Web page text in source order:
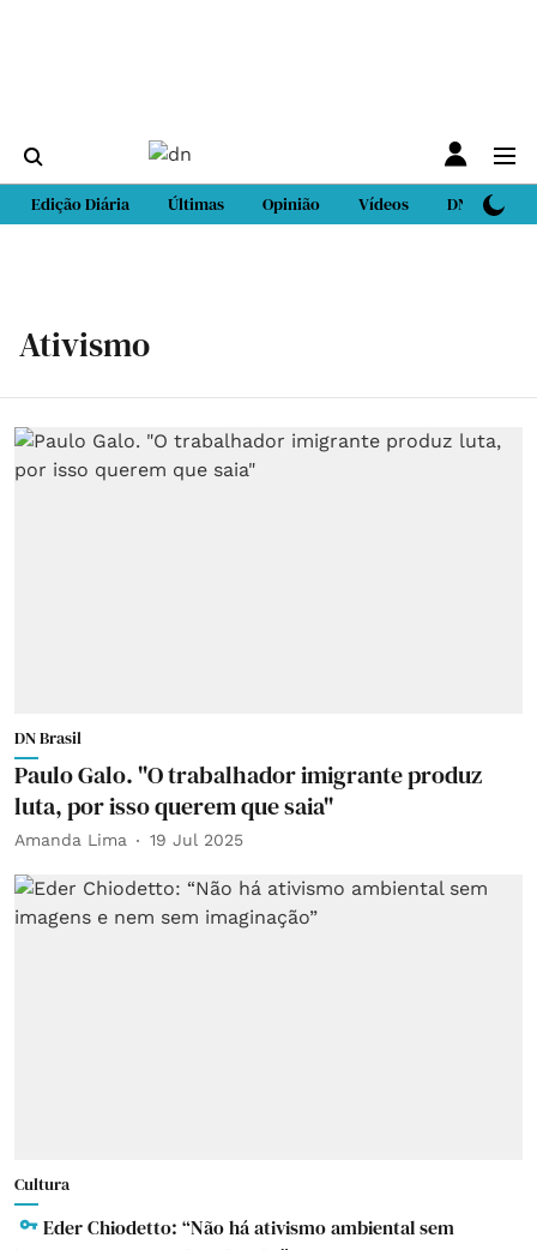
Edição Diária Últimas Opinião Vídeos DN Sport
Ativismo
DN Brasil
Paulo Galo. "O trabalhador imigrante produz
luta, por isso querem que saia"
Amanda Lima 19 Jul 2025
Cultura
Eder Chiodetto: “Não há ativismo ambiental sem